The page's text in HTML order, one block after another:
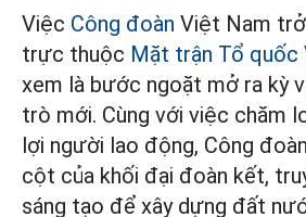
Việc Công đoàn Việt Nam
trực thuộc Mặt trận Tổ quốc
xem là bước ngoặt mở ra kỳ
trò mới. Cùng với việc chăm
lợi người lao động, Công
cột của khối đại đoàn kết,
sáng tạo để xây dựng đất